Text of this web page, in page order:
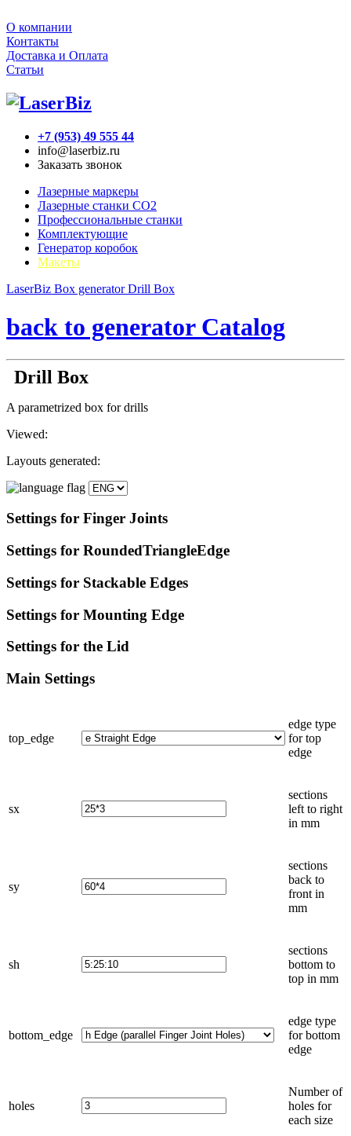
О компании
Контакты
Доставка и Оплата
Статьи
+7 (953) 49 555 44
info@laserbiz.ru
Заказать звонок
Лазерные маркеры
Лазерные станки CO2
Профессиональные станки
Комплектующие
Генератор коробок
Макеты
LaserBiz Box generator Drill Box
back to generator Catalog
Drill Box
A parametrized box for drills
Viewed:
Layouts generated:
Settings for Finger Joints
Settings for RoundedTriangleEdge
Settings for Stackable Edges
Settings for Mounting Edge
Settings for the Lid
Main Settings
top_edge
edge type
for top
edge
sx
sections
left to right
in mm
sy
sections
back to
front in
mm
sh
sections
bottom to
top in mm
bottom_edge
edge type
for bottom
edge
holes
Number of
holes for
each size